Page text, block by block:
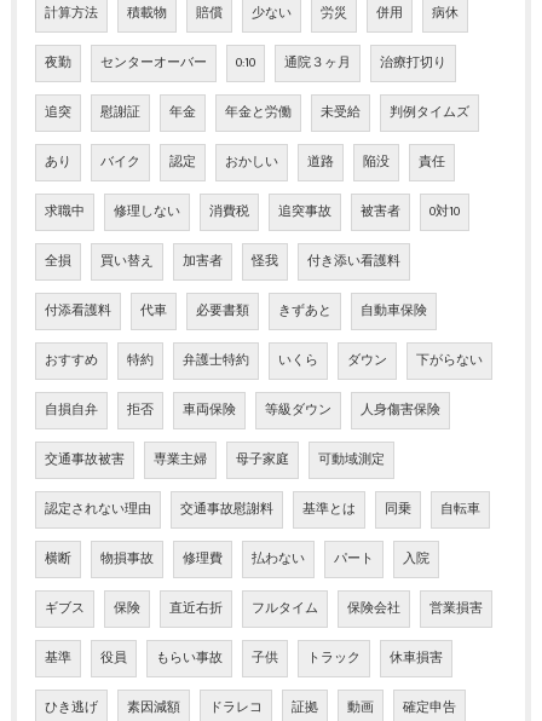
計算方法 積載物 賠償 少ない 労災 併用 病休
夜勤 センターオーバー 0:10 通院３ヶ月 治療打切り
追突 慰謝証 年金 年金と労働 未受給 判例タイムズ
あり バイク 認定 おかしい 道路 陥没 責任
求職中 修理しない 消費税 追突事故 被害者 0対10
全損 買い替え 加害者 怪我 付き添い看護料
付添看護料 代車 必要書類 きずあと 自動車保険
おすすめ 特約 弁護士特約 いくら ダウン 下がらない
自損自弁 拒否 車両保険 等級ダウン 人身傷害保険
交通事故被害 専業主婦 母子家庭 可動域測定
認定されない理由 交通事故慰謝料 基準とは 同乗 自転車
横断 物損事故 修理費 払わない パート 入院
ギブス 保険 直近右折 フルタイム 保険会社 営業損害
基準 役員 もらい事故 子供 トラック 休車損害
ひき逃げ 素因減額 ドラレコ 証拠 動画 確定申告